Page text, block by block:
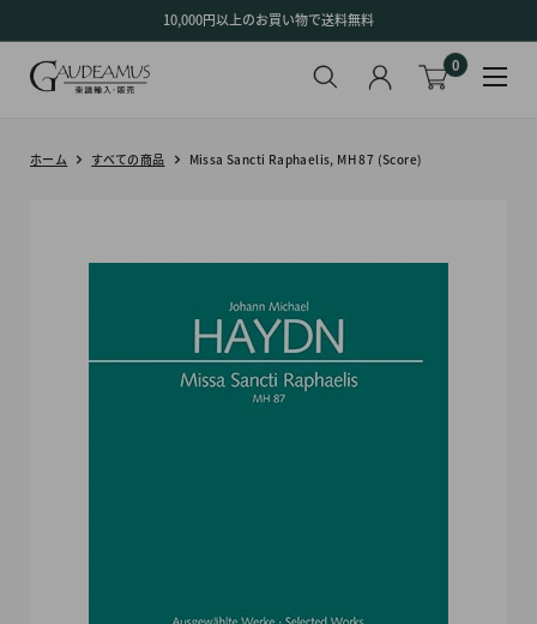
ン
10,000円以上のお買い物で送料無料
0
ホーム すべての商品 Missa Sancti Raphaelis, MH 87 (Score)